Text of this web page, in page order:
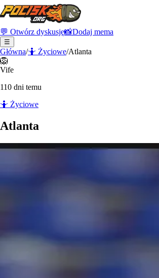
💬 Otwórz dyskusję📸Dodaj mema
☰
Główna/🤷 Życiowe/Atlanta
🦁
Vife
110 dni temu
🤷 Życiowe
Atlanta